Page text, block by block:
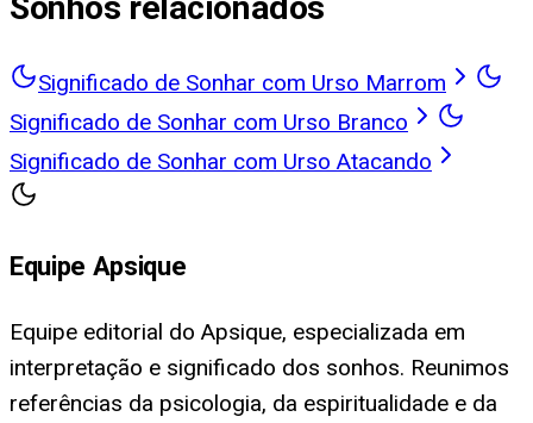
Significado de Sonhar com Urso Marrom
Significado de Sonhar com Urso Branco
Significado de Sonhar com Urso Atacando
Equipe Apsique
Equipe editorial do Apsique, especializada em
interpretação e significado dos sonhos. Reunimos
referências da psicologia, da espiritualidade e da